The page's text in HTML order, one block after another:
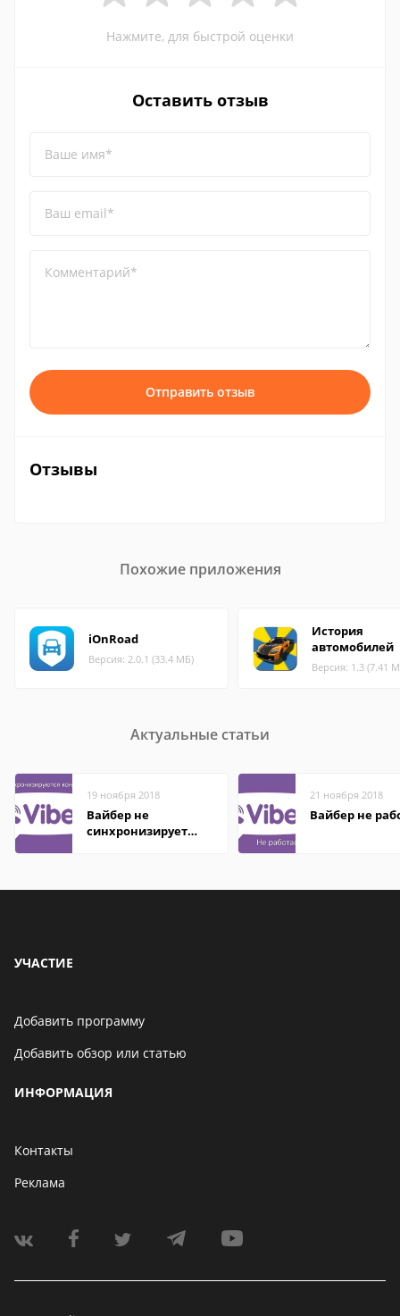
Нажмите, для быстрой оценки
Оставить отзыв
Ваше имя*
Ваш email*
Комментарий*
Отправить отзыв
Отзывы
Похожие приложения
iOnRoad
Версия: 2.0.1 (33.4 МБ)
История
автомобилей
Версия: 1.3 (7.41
Актуальные статьи
19 ноября 2018
Вайбер не
синхронизирует
21 ноября 2018
Вайбер не
УЧАСТИЕ
Добавить программу
Добавить обзор или статью
ИНФОРМАЦИЯ
Контакты
Реклама